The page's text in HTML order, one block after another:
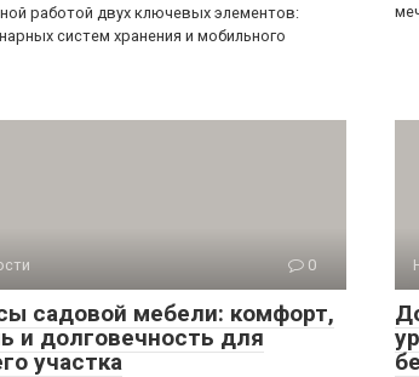
работой двух ключевых элементов:
систем хранения и мобильного
0
садовой мебели: комфорт,
и долговечность для
участка